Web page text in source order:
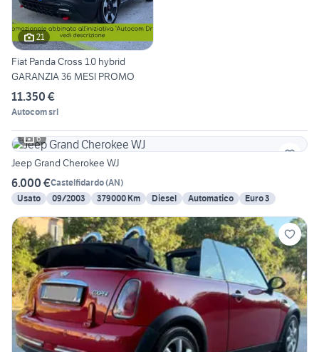
21
Fiat Panda Cross 1.0 hybrid
GARANZIA 36 MESI PROMO
11.350 €
Autocom srl
6
Jeep Grand Cherokee WJ
6.000 €Castelfidardo(AN)
Usato
09/2003 379000 Km Diesel Automatico Euro 3